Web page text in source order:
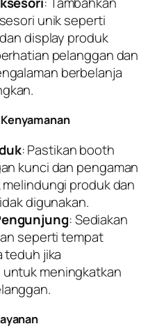
unik seperti
display produk
pelanggan dan
berbelanja
: Pastikan booth
kunci dan pengaman
produk dan
digunakan.
: Sediakan
seperti tempat
teduh jika
meningkatkan